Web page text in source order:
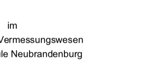
im
Neubrandenburg